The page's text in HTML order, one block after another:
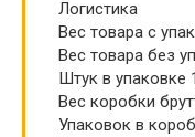
Логистика
Вес товара с
Вес товара без
Штук в упаковке 1
Вес коробки
Упаковок в